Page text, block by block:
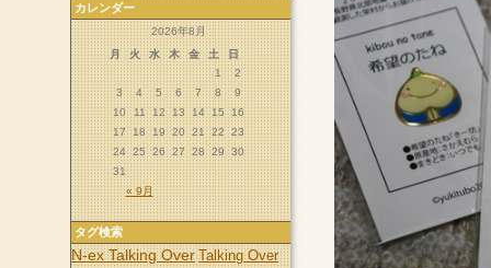
カレンダー
2026年8月
月
火 水 木 金 土 日
« 9月
1
2
3
4 5 6 7 8
9
10
11 12 13 14 15
16
17
18 19 20 21 22
23
24
25 26 27 28 29
30
31
タグ検索
N-ex Talking Over Talking Over